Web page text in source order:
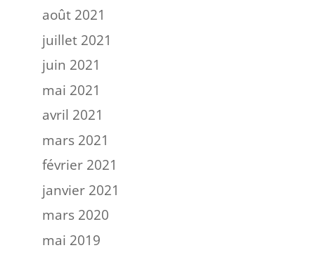
août 2021
juillet 2021
juin 2021
mai 2021
avril 2021
mars 2021
février 2021
janvier 2021
mars 2020
mai 2019